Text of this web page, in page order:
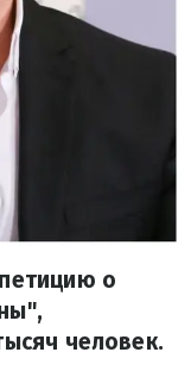
о
человек.